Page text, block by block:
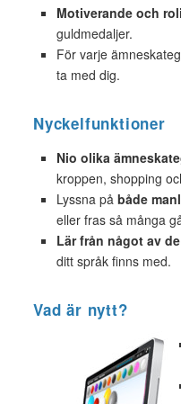
Motiverande och
guldmedaljer.
För varje
ta med dig.
Nyckelfunktioner
Nio olika
kroppen, shopping
Lyssna på både
eller fras så många
Lär från något av
ditt språk finns med.
Vad är nytt?